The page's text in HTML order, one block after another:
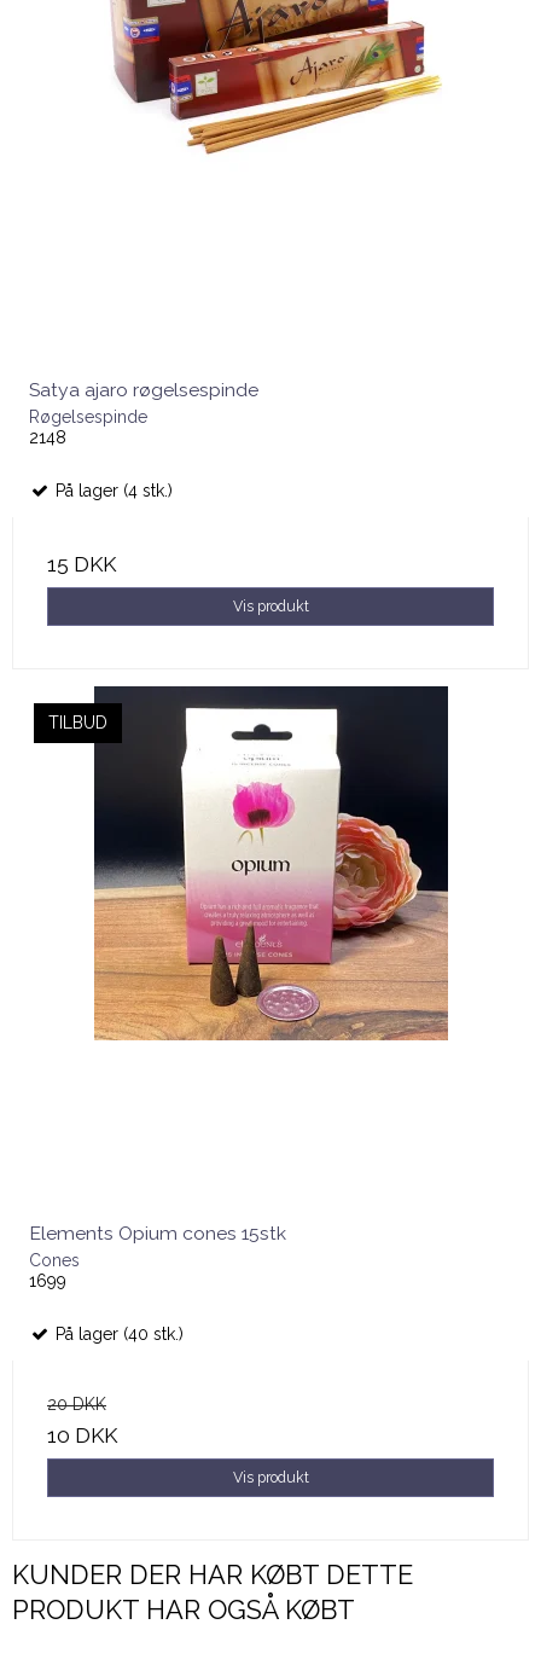
Satya ajaro røgelsespinde
Røgelsespinde
2148
På lager (4 stk.)
15 DKK
Vis produkt
TILBUD
Elements Opium cones 15stk
Cones
1699
På lager (40 stk.)
20 DKK
10 DKK
Vis produkt
KUNDER DER HAR KØBT DETTE
PRODUKT HAR OGSÅ KØBT